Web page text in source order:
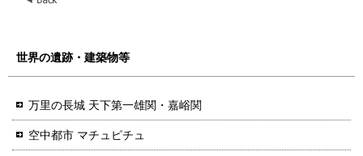
世界の遺跡・建築物等
万里の長城 天下第一雄関・嘉峪関
空中都市 マチュピチュ